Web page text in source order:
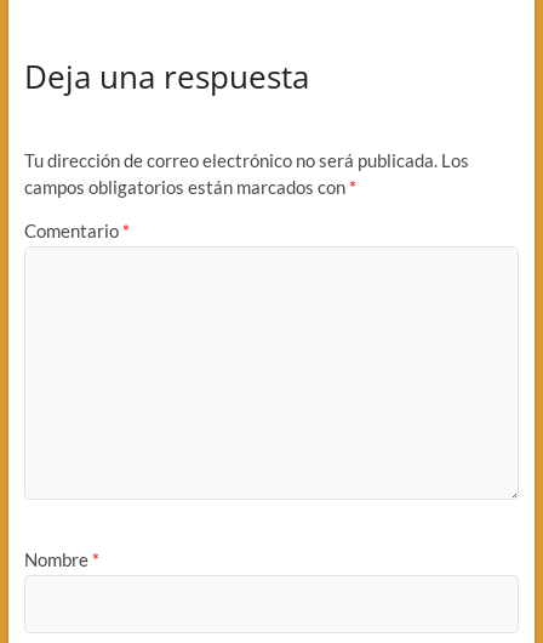
Deja una respuesta
Tu dirección de correo electrónico no será publicada. Los
campos obligatorios están marcados con *
Comentario *
Nombre *